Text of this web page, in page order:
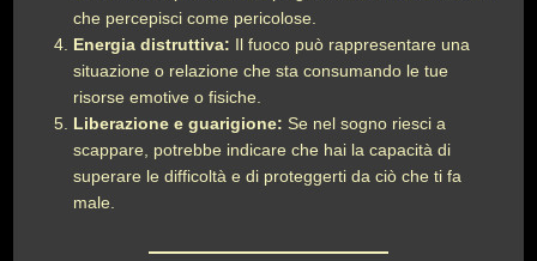
che percepisci come pericolose.
Energia distruttiva: Il fuoco può rappresentare una
situazione o relazione che sta consumando le tue
risorse emotive o fisiche.
Liberazione e guarigione: Se nel sogno riesci a
scappare, potrebbe indicare che hai la capacità di
superare le difficoltà e di proteggerti da ciò che ti fa
male.